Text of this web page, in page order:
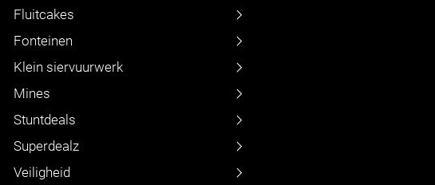
Fluitcakes
Fonteinen
Klein siervuurwerk
Mines
Stuntdeals
Superdealz
Veiligheid